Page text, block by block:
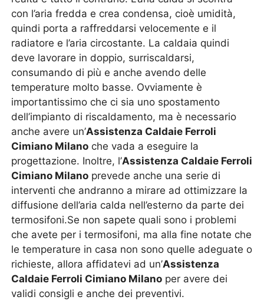
con l’aria fredda e crea condensa, cioè umidità,
quindi porta a raffreddarsi velocemente e il
radiatore e l’aria circostante. La caldaia quindi
deve lavorare in doppio, surriscaldarsi,
consumando di più e anche avendo delle
temperature molto basse. Ovviamente è
importantissimo che ci sia uno spostamento
dell’impianto di riscaldamento, ma è necessario
anche avere un’Assistenza Caldaie Ferroli
Cimiano Milano che vada a eseguire la
progettazione. Inoltre, l’Assistenza Caldaie Ferroli
Cimiano Milano prevede anche una serie di
interventi che andranno a mirare ad ottimizzare la
diffusione dell’aria calda nell’esterno da parte dei
termosifoni.Se non sapete quali sono i problemi
che avete per i termosifoni, ma alla fine notate che
le temperature in casa non sono quelle adeguate o
richieste, allora affidatevi ad un’Assistenza
Caldaie Ferroli Cimiano Milano per avere dei
validi consigli e anche dei preventivi.